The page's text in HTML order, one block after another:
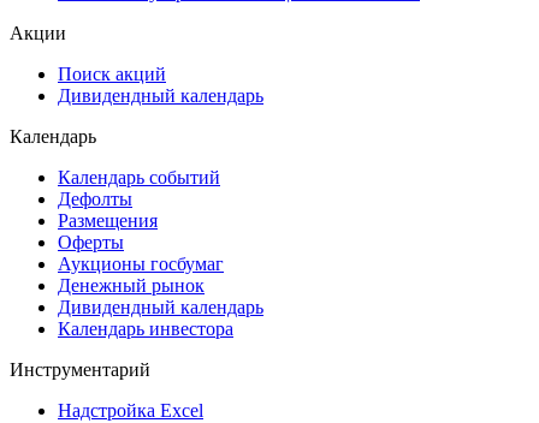
ESG
Самые популярные облигации на Cbonds.ru
Дивидендный календарь
Календарь
Календарь событий
Дефолты
Размещения
Оферты
Денежный рынок
Календарь инвестора